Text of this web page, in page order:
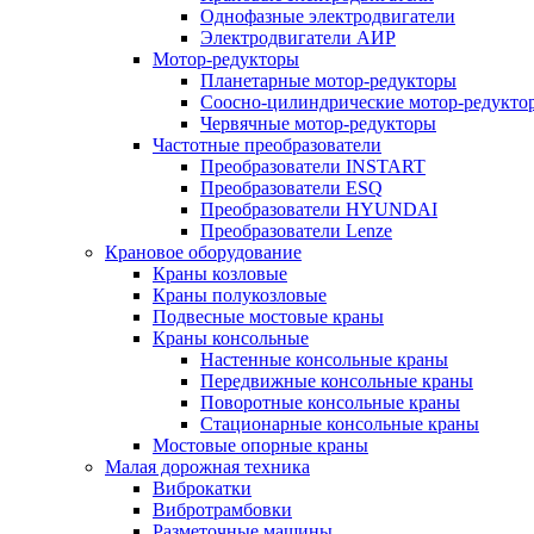
Однофазные электродвигатели
Электродвигатели АИР
Мотор-редукторы
Планетарные мотор-редукторы
Соосно-цилиндрические мотор-
Червячные мотор-редукторы
Частотные преобразователи
Преобразователи INSTART
Преобразователи ESQ
Преобразователи HYUNDAI
Преобразователи Lenze
Крановое оборудование
Краны козловые
Краны полукозловые
Подвесные мостовые краны
Краны консольные
Настенные консольные краны
Передвижные консольные краны
Поворотные консольные краны
Стационарные консольные краны
Мостовые опорные краны
Малая дорожная техника
Виброкатки
Вибротрамбовки